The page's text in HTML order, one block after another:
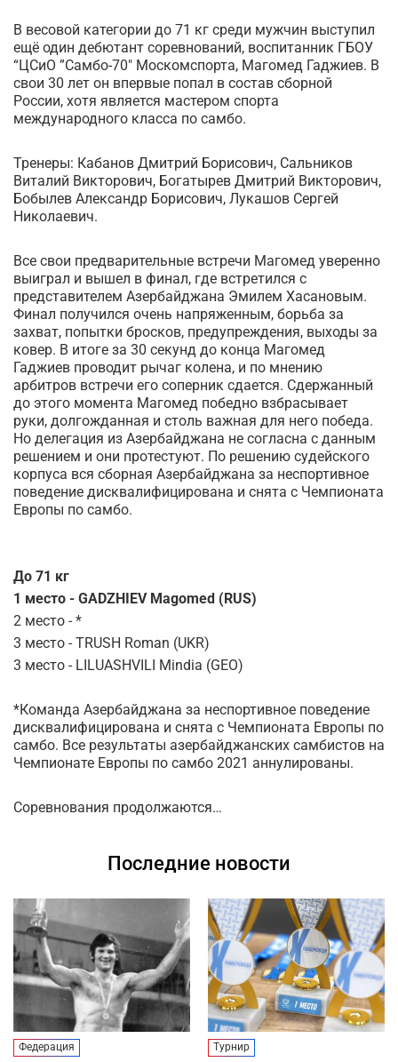
В весовой категории до 71 кг среди мужчин выступил
ещё один дебютант соревнований, воспитанник ГБОУ
“ЦСиО ”Самбо-70" Москомспорта, Магомед Гаджиев. В
свои 30 лет он впервые попал в состав сборной
России, хотя является мастером спорта
международного класса по самбо.
Тренеры: Кабанов Дмитрий Борисович, Сальников
Виталий Викторович, Богатырев Дмитрий Викторович,
Бобылев Александр Борисович, Лукашов Сергей
Николаевич.
Все свои предварительные встречи Магомед уверенно
выиграл и вышел в финал, где встретился с
представителем Азербайджана Эмилем Хасановым.
Финал получился очень напряженным, борьба за
захват, попытки бросков, предупреждения, выходы за
ковер. В итоге за 30 секунд до конца Магомед
Гаджиев проводит рычаг колена, и по мнению
арбитров встречи его соперник сдается. Сдержанный
до этого момента Магомед победно взбрасывает
руки, долгожданная и столь важная для него победа.
Но делегация из Азербайджана не согласна с данным
решением и они протестуют. По решению судейского
корпуса вся сборная Азербайджана за неспортивное
поведение дисквалифицирована и снята с Чемпионата
Европы по самбо.
До 71 кг
1 место - GADZHIEV Magomed (RUS)
2 место - *
3 место - TRUSH Roman (UKR)
3 место - LILUASHVILI Mindia (GEO)
*Команда Азербайджана за неспортивное поведение
дисквалифицирована и снята с Чемпионата Европы по
самбо. Все результаты азербайджанских самбистов на
Чемпионате Европы по самбо 2021 аннулированы.
Соревнования продолжаются…
Последние новости
Федерация Турнир